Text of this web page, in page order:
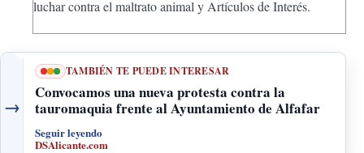
luchar contra el maltrato animal y Artículos de Interés.
→
TAMBIÉN TE PUEDE INTERESAR
Convocamos una nueva protesta contra la
tauromaquia frente al Ayuntamiento de Alfafar
Seguir leyendo
DSAlicante.com